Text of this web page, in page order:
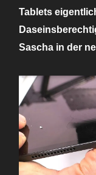
Tablets
Sascha in der